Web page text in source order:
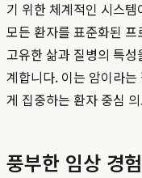
기 위한 체계적인 시스
모든 환자를 표준화된
고유한 삶과 질병의 특
계합니다. 이는 암이라는
게 집중하는 환자 중심
풍부한 임상 경